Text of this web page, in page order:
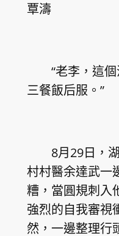
覃濤
“老李，這個
三餐飯后服。”
8月29日，湖
村村醫余達武一
糟，當圓規刺入
強烈的自我審視
然，一邊整理行